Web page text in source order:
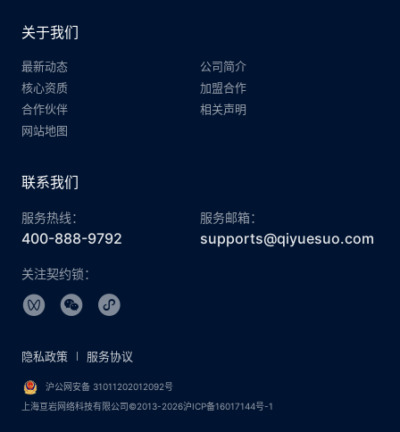
关于我们
最新动态
公司简介
核心资质
加盟合作
合作伙伴
相关声明
网站地图
联系我们
服务热线：
400-888-9792
服务邮箱：
supports@qiyuesuo.com
关注契约锁：
沪公网安备 31011202012092号
上海亘岩网络科技有限公司©2013-2026沪ICP备16017144号-1
隐私政策 服务协议